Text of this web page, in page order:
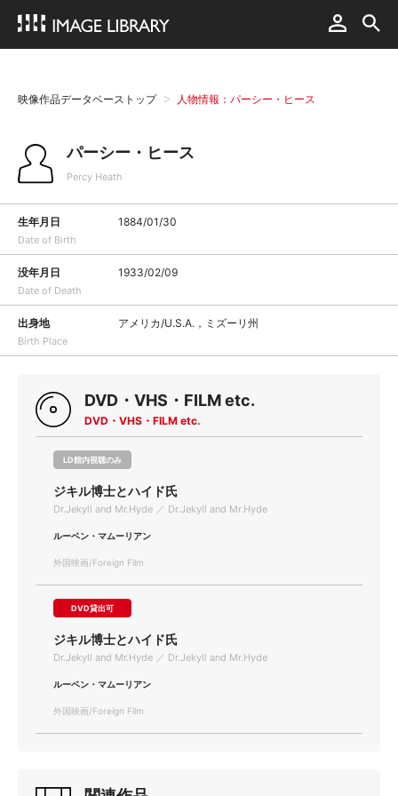
映像作品データベーストップ 人物情報：パーシー・ヒース
パーシー・ヒース
Percy Heath
生年月日
Date of Birth
1884/01/30
没年月日
Date of Death
1933/02/09
出身地
Birth Place
アメリカ/U.S.A.，ミズーリ州
DVD・VHS・FILM etc.
DVD・VHS・FILM etc.
LD館内視聴のみ
ジキル博士とハイド氏
Dr.Jekyll and Mr.Hyde ／ Dr.Jekyll and Mr.Hyde
ルーベン・マムーリアン
外国映画/Foreign Film
DVD貸出可
ジキル博士とハイド氏
Dr.Jekyll and Mr.Hyde ／ Dr.Jekyll and Mr.Hyde
ルーベン・マムーリアン
外国映画/Foreign Film